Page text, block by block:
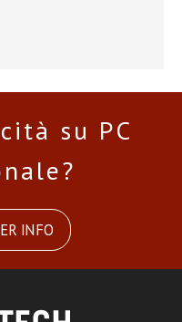
su PC
INFO